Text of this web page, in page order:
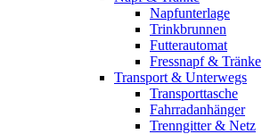
Napfunterlage
Trinkbrunnen
Futterautomat
Fressnapf & Tränke
Transport & Unterwegs
Transporttasche
Fahrradanhänger
Trenngitter & Netz